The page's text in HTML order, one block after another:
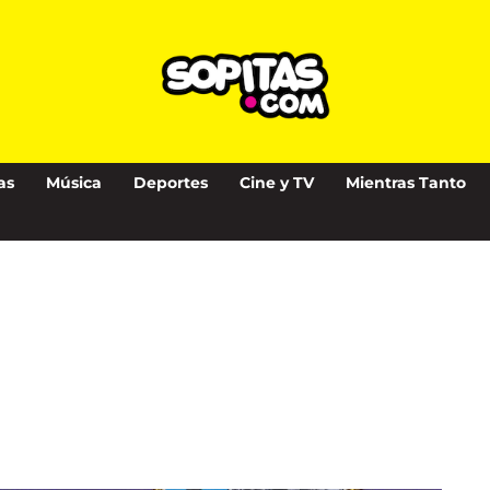
Música Deportes Cine y TV Mientras Tanto